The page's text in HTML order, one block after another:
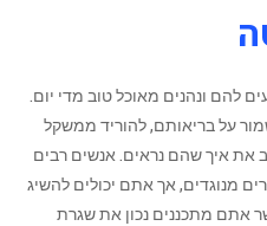
להם ונהנים מאוכל טוב מדי יום.
על בריאותם, להוריד ממשקל
את איך שהם נראים. אנשים רבים
מנוגדים, אך אתם יכולים להשיג
אתם מתכננים נכון את שגרת